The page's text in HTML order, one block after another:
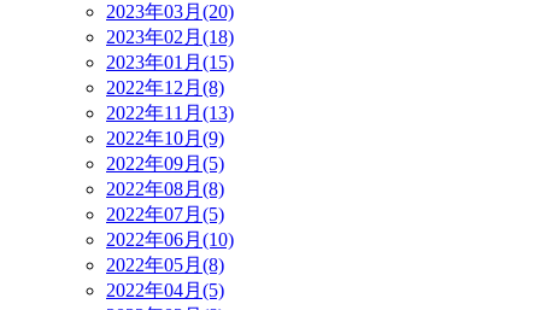
2023年03月(20)
2023年02月(18)
2023年01月(15)
2022年12月(8)
2022年11月(13)
2022年10月(9)
2022年09月(5)
2022年08月(8)
2022年07月(5)
2022年06月(10)
2022年05月(8)
2022年04月(5)